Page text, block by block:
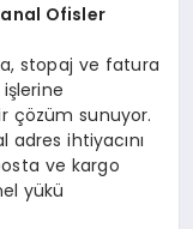
Ofisler
stopaj ve fatura
çözüm sunuyor.
ihtiyacını
ve kargo
yükü